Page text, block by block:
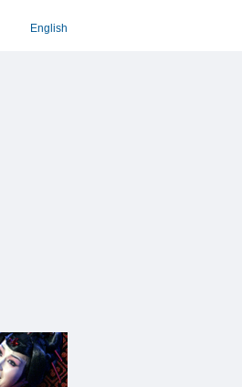
English